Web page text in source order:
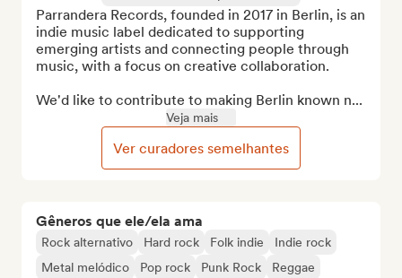
Gêneros que ele/ela ama
Rock alternativo Hard rock Folk indie
Indie rock
Metal melódico
Pop rock Punk Rock Reggae
Parrandera Records, founded in 2017 in Berlin, is an
indie music label dedicated to supporting
emerging artists and connecting people through
music, with a focus on creative collaboration.
We'd like to contribute to making Berlin known n...
Veja mais
Ver curadores semelhantes